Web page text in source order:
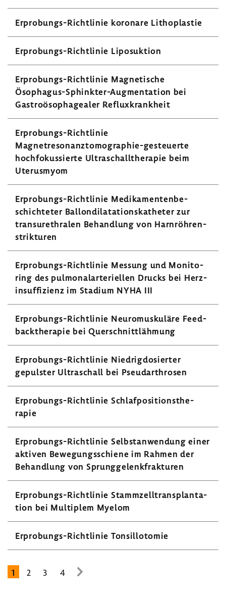
Erprobungs-​Richtlinie koro­nare Litho­plastie
Erprobungs-​Richtlinie Lipo­suk­tion
Erprobungs-​Richtlinie Magne­ti­sche
Ösophagus-​Sphinkter-Augmentation bei
Gastro­öso­pha­gealer Reflux­krank­heit
Erprobungs-​Richtlinie
Magnetresonanztomographie-​gesteuerte
hoch­fo­kus­sierte Ultra­schall­the­rapie beim
Uterus­myom
Erprobungs-​Richtlinie Medi­ka­men­ten­be­
schich­teter Ballon­di­la­ta­ti­ons­ka­theter zur
tran­sur­ethralen Behand­lung von Harn­röh­ren­
strik­turen
Erprobungs-​Richtlinie Messung und Moni­to­
ring des pulmo­nal­arte­ri­ellen Drucks bei Herz­
in­suf­fi­zienz im Stadium NYHA III
Erprobungs-​Richtlinie Neuro­mus­ku­läre Feed­
back­the­rapie bei Quer­schnitt­läh­mung
Erprobungs-​Richtlinie Nied­rig­do­sierter
gepulster Ultra­schall bei Pseu­dar­throsen
Erprobungs-​Richtlinie Schlaf­po­si­ti­ons­the­
rapie
Erprobungs-​Richtlinie Selbst­an­wen­dung einer
aktiven Bewe­gungs­schiene im Rahmen der
Behand­lung von Sprung­ge­lenk­frak­turen
Erprobungs-​Richtlinie Stamm­zell­trans­plan­ta­
tion bei Multi­plem Myelom
Erprobungs-​Richtlinie Tonsil­lo­tomie
1 2 3 4
zur